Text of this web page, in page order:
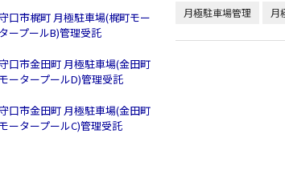
口市梶町 月極駐車場(梶町モー
タープールB)管理受託
口市金田町 月極駐車場(金田町
モータープールD)管理受託
口市金田町 月極駐車場(金田町
モータープールC)管理受託
月極駐車場管理 月